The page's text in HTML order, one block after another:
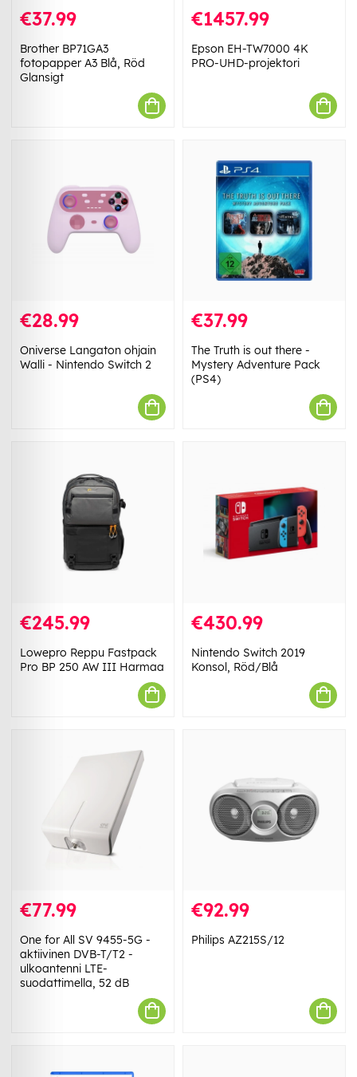
€37.99
Brother BP71GA3
fotopapper A3 Blå, Röd
Glansigt
€1457.99
Epson EH-TW7000 4K
PRO-UHD-projektori
€28.99
Oniverse Langaton ohjain
Walli - Nintendo Switch 2
€37.99
The Truth is out there -
Mystery Adventure Pack
(PS4)
€245.99
Lowepro Reppu Fastpack
Pro BP 250 AW III Harmaa
€430.99
Nintendo Switch 2019
Konsol, Röd/Blå
€77.99
One for All SV 9455-5G -
aktiivinen DVB-T/T2 -
ulkoantenni LTE-
suodattimella, 52 dB
€92.99
Philips AZ215S/12